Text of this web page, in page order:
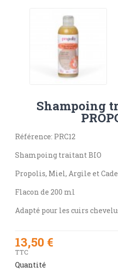
Shampoing
Référence: PRC12
Shampoing traitant BIO
Propolis, Miel, Argile et Cade
Flacon de 200 ml
Adapté pour les cuirs
13,50 €
TTC
Quantité